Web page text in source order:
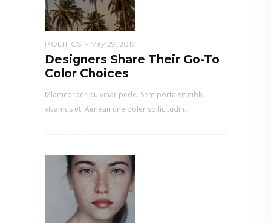
POLITICS May 29, 2017
Designers Share Their Go-To
Color Choices
Mlamcorper pulvinar pede. Sem porta sit nibh
vivamus et. Aenean une doler sollicitudin.